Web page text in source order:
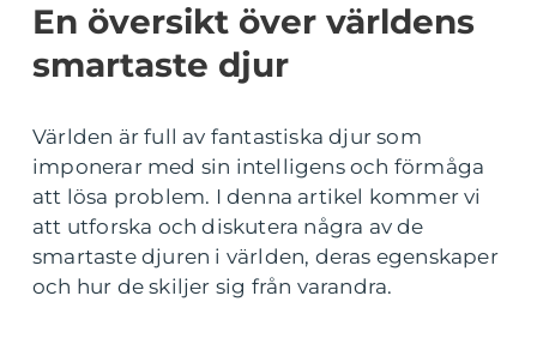
En översikt över världens
smartaste djur
Världen är full av fantastiska djur som
imponerar med sin intelligens och förmåga
att lösa problem. I denna artikel kommer vi
att utforska och diskutera några av de
smartaste djuren i världen, deras egenskaper
och hur de skiljer sig från varandra.